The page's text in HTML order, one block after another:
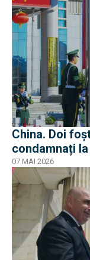
China. Doi
condamnați
07 MAI 2026